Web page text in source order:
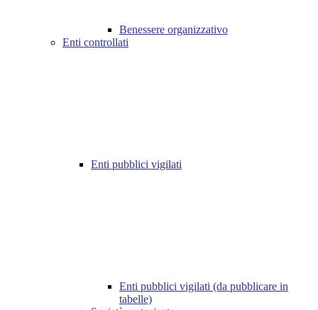
Benessere organizzativo
Enti controllati
Enti pubblici vigilati
Enti pubblici vigilati (da pubblicare in
tabelle)